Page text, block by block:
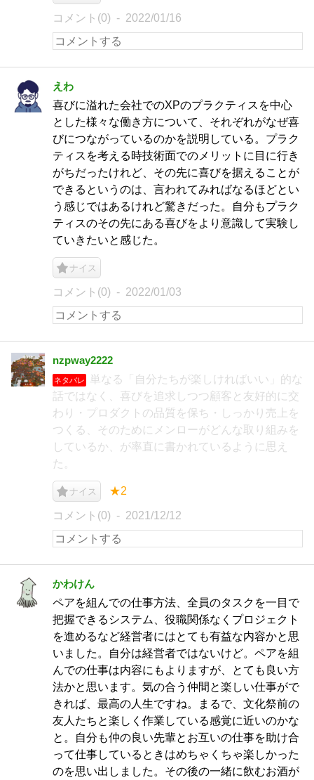
コメント(0) 2022/01/16
えわ
喜びに溢れた会社でのXPのプラクティスを中心
とした様々な働き方について、それぞれがなぜ喜
びにつながっているのかを説明している。プラク
ティスを考える時技術面でのメリットに目に行き
がちだったけれど、その先に喜びを据えることが
できるというのは、言われてみればなるほどとい
う感じではあるけれど驚きだった。自分もプラク
ティスのその先にある喜びをより意識して実験し
ていきたいと感じた。
ナイス
コメント(0) 2022/01/03
nzpway2222
ネタバレ
単なる「自分たちが楽しければいい」的な
話ではなく、喜びを追求しつつ顧客と友好的に交
わり・プロダクトの品質を保ち・しっかり売上を
つくる、そのためにメンローがどんな取り組みを
しているか、が率直に書かれているように思え
た。
ナイス ★2
コメント(0) 2021/12/12
かわけん
ペアを組んでの仕事方法、全員のタスクを一目で
把握できるシステム、役職関係なくプロジェクト
を進めるなど経営者にはとても有益な内容かと思
いました。自分は経営者ではないけど。ペアを組
んでの仕事は内容にもよりますが、とても良い方
法かと思います。気の合う仲間と楽しい仕事がで
きれば、最高の人生ですね。まるで、文化祭前の
友人たちと楽しく作業している感覚に近いのかな
と。自分も仲の良い先輩とお互いの仕事を助け合
って仕事しているときはめちゃくちゃ楽しかった
のを思い出しました。その後の一緒に飲むお酒が